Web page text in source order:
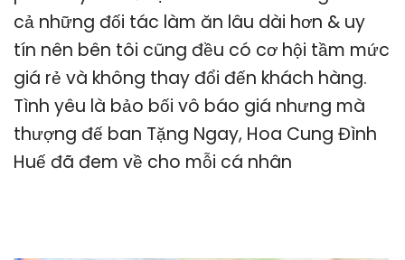
cả những đối tác làm ăn lâu dài hơn & uy
tín nên bên tôi cũng đều có cơ hội tầm mức
giá rẻ và không thay đổi đến khách hàng.
Tình yêu là bảo bối vô báo giá nhưng mà
thượng đế ban Tặng Ngay, Hoa Cung Đình
Huế đã đem về cho mỗi cá nhân